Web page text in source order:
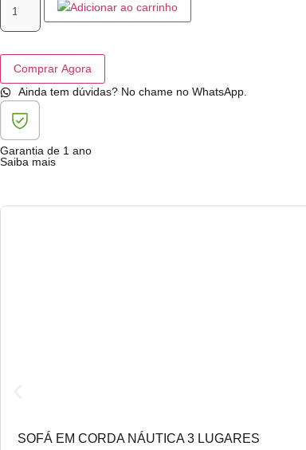
Adicionar ao carrinho
Comprar Agora
Ainda tem dúvidas? No chame no WhatsApp.
Garantia de 1 ano
Saiba mais
SOFÁ EM CORDA NÁUTICA 3 LUGARES